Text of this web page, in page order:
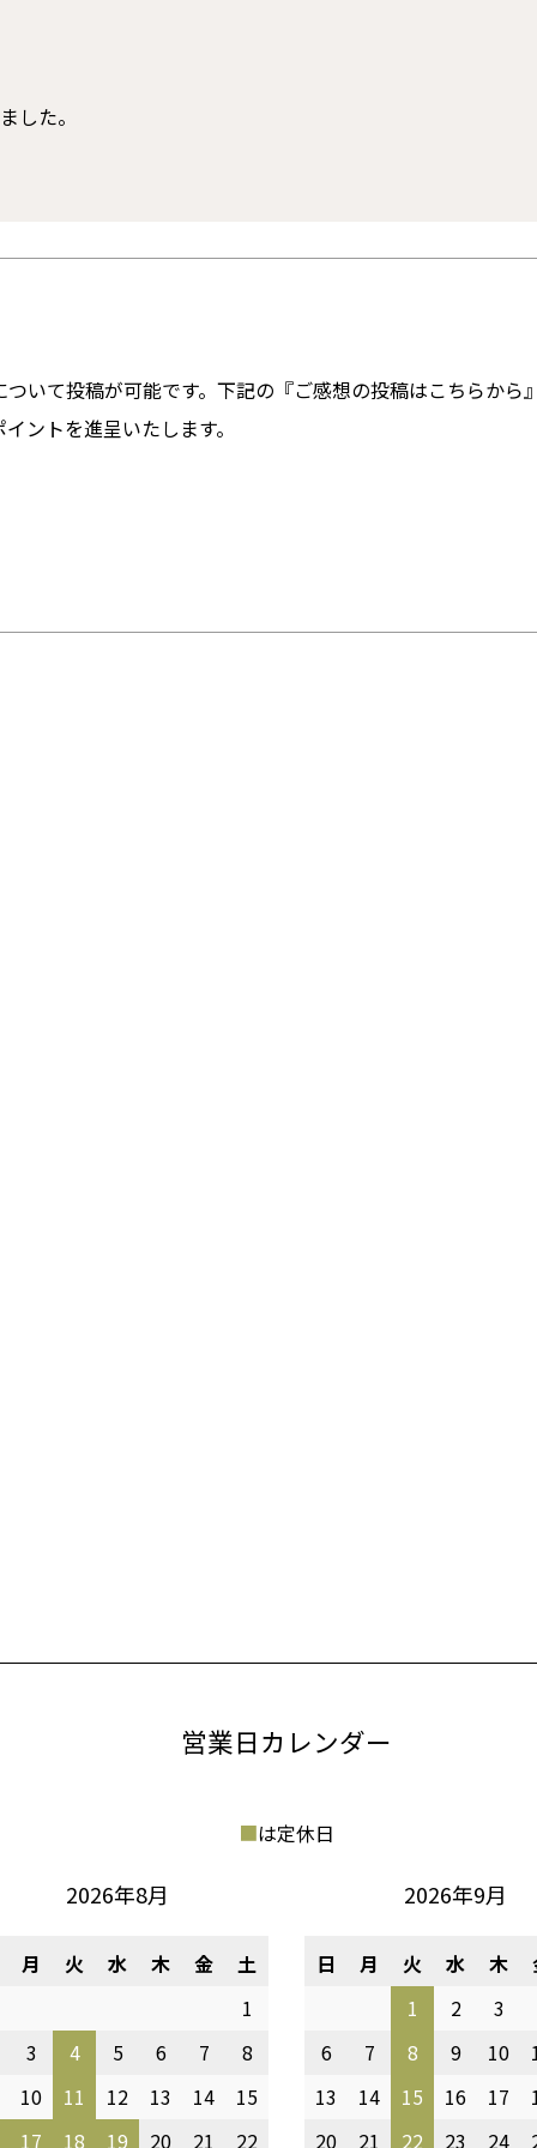
した。
いて投稿が可能です。下記の『ご感想の投稿はこちらか
ントを進呈いたします。
営業日カレンダー
■は定休日
2026年8月
月 火 水 木 金
土
1
3
4 5 6 7
8
10
11 12 13 14
15
17
18 19 20 21 22
2026年9月
日 月 火 水 木
1
2 3
6
7 8 9 10
13
14 15 16 17
20
21 22 23 24